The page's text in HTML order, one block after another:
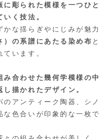
に彫られた模様を一つひと
く技法。
な揺らぎやにじみが魅力
）の系譜にあたる染め布 と
います。
合わせた幾何学模様の中
描かれたデザイン。
アンティーク陶器、シノ
な色合いが印象的な一枚で